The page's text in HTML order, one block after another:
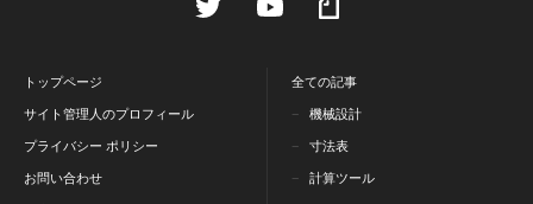
トップページ
サイト管理人のプロフィール
プライバシー ポリシー
お問い合わせ
全ての記事
機械設計
寸法表
計算ツール